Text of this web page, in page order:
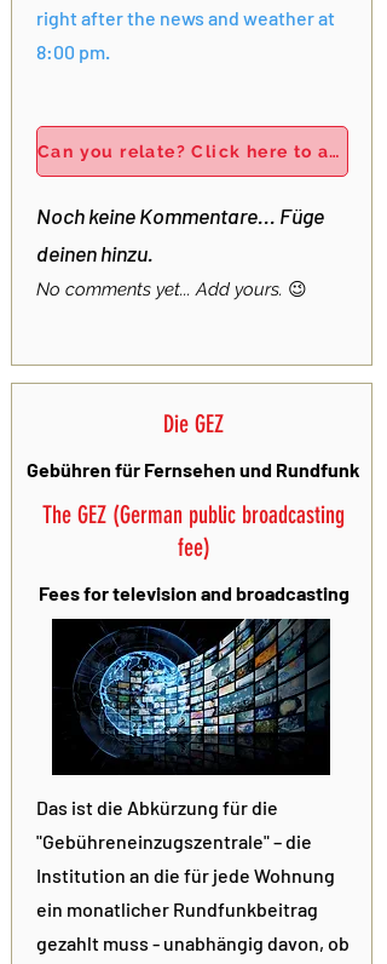
right after the news and weather at
8:00 pm.
Can you relate? Click here to add your own story!
Noch keine Kommentare... Füge
deinen hinzu.
No comments yet... Add yours. 😉
Die GEZ
Gebühren für Fernsehen und Rundfunk
The GEZ (German public broadcasting
fee)
Fees for television and broadcasting
Das ist die Abkürzung für die
"Gebühreneinzugszentrale" – die
Institution an die für jede Wohnung
ein monatlicher Rundfunkbeitrag
gezahlt muss - unabhängig davon, ob